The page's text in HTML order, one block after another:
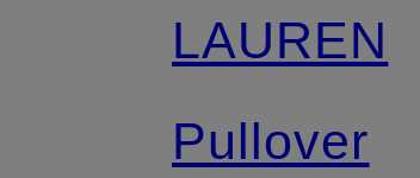
LAUREN
Pullover